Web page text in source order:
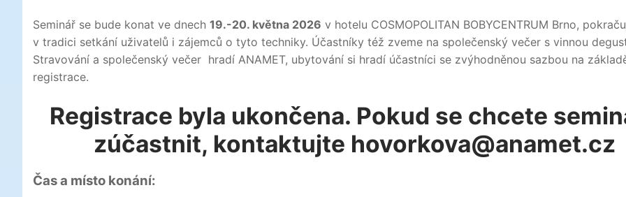
Seminář se bude konat ve dnech 19.-20. května 2026 v hotelu COSMOPOLITAN BOBYCENTRUM Brno,
v tradici setkání uživatelů i zájemců o tyto techniky. Účastníky též zveme na společenský večer s vinnou
Stravování a společenský večer hradí ANAMET, ubytování si hradí účastníci se zvýhodněnou sazbou na
registrace.
Registrace byla ukončena. Pokud se chcete
zúčastnit, kontaktujte hovorkova@anamet.cz
Čas a místo konání: